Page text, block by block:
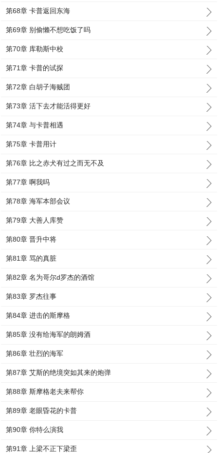
第68章 卡普返回东海
第69章 别偷懒不想吃饭了吗
第70章 库勒斯中校
第71章 卡普的试探
第72章 白胡子海贼团
第73章 活下去才能活得更好
第74章 与卡普相遇
第75章 卡普用计
第76章 比之赤犬有过之而无不及
第77章 啊我吗
第78章 海军本部会议
第79章 大善人库赞
第80章 晋升中将
第81章 骂的真脏
第82章 名为哥尔d罗杰的酒馆
第83章 罗杰往事
第84章 进击的斯摩格
第85章 没有给海军的朗姆酒
第86章 壮烈的海军
第87章 艾斯的绝境突如其来的炮弹
第88章 斯摩格老夫来帮你
第89章 老眼昏花的卡普
第90章 你特么演我
第91章 上梁不正下梁歪